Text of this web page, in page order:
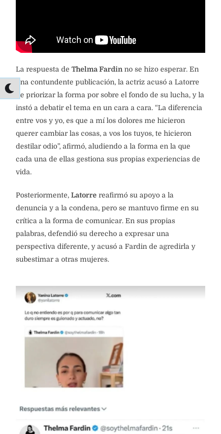
La respuesta de Thelma Fardin no se hizo esperar. En
una contundente publicación, la actriz acusó a Latorre
de priorizar la forma por sobre el fondo de su lucha, y la
instó a debatir el tema en un cara a cara. “La diferencia
entre vos y yo, es que a mí los dolores me hicieron
querer cambiar las cosas, a vos los tuyos, te hicieron
destilar odio”, afirmó, aludiendo a la forma en la que
cada una de ellas gestiona sus propias experiencias de
vida.
Posteriormente, Latorre reafirmó su apoyo a la
denuncia y a la condena, pero se mantuvo firme en su
crítica a la forma de comunicar. En sus propias
palabras, defendió su derecho a expresar una
perspectiva diferente, y acusó a Fardin de agredirla y
subestimar a otras mujeres.